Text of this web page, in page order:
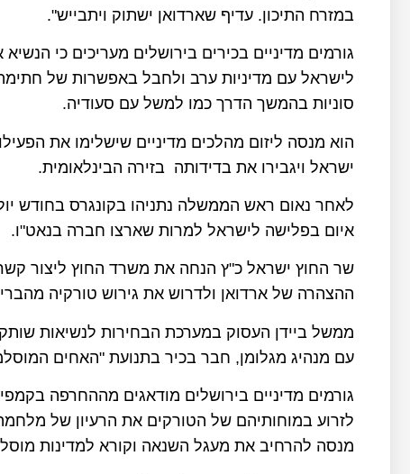
במזרח התיכון. עדיף שארדואן ישתוק ויתבייש".
גורמים מדיניים בכירים בירושלים מעריכים כי
לישראל עם מדיניות ערב ולחבל באפשרות של חתימה
סוניות בהמשך הדרך כמו למשל עם סעודיה.
הוא מנסה ליזום מהלכים מדיניים שישלימו את
ישראל ויגבירו את בדידותה בזירה הבינלאומית.
לאחר נאום ראש הממשלה נתניהו בקונגרס בחודש
איום בפלישה לישראל למרות שארצו חברה בנאט"ו.
שר החוץ ישראל כ"ץ הנחה את משרד החוץ ליצור
ההצהרה של ארדואן ולדרוש את גירוש טורקיה
ממשל ביידן העסוק במערכת הבחירות לנשיאות
עם מנהיג מגלומן, חבר בכיר בתנועת "האחים
גורמים מדיניים בירושלים מודאגים מההחרפה
לזרוע במוחותיהם של הטורקים את הרעיון של
מנסה להרחיב את מעגל השנאה וקורא למדינות